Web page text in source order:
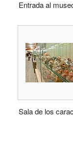
Entrada al
Sala de los